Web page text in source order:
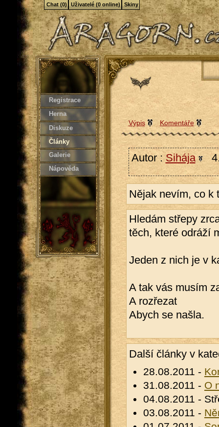
Registrace
Herna
Diskuze
Články
Galerie
Nápověda
Výpis Komentáře
Autor : Sihája 4.
Nějak nevím, co k
Hledám střepy
těch, které odráží
Jeden z nich je v
A tak vás musím
A rozřezat
Abych se našla.
Další články v
28.08.2011 -
31.08.2011 - O
04.08.2011 -
03.08.2011 -
Chat (0) Uživatelé (0 online) Skiny